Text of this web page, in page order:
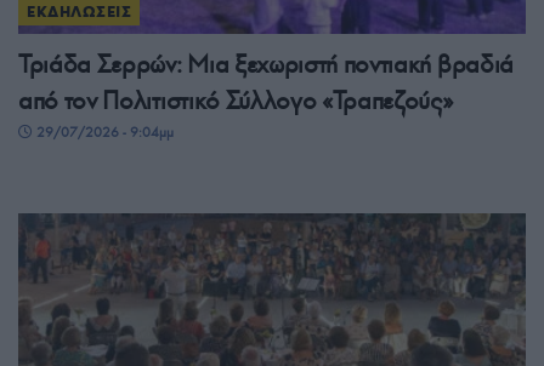
ΕΚΔΗΛΩΣΕΙΣ
Τριάδα Σερρών: Μια ξεχωριστή ποντιακή βραδιά
από τον Πολιτιστικό Σύλλογο «Τραπεζούς»
29/07/2026 - 9:04μμ